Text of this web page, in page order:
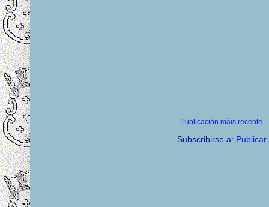
Publicación máis recente
Subscribirse a: